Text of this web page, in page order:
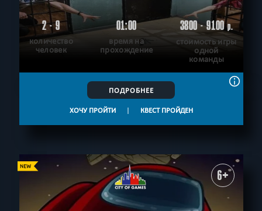
2 - 9
количество
человек
01:00
время на
прохождение
3800 - 9100р.
стоимость игры
одной
команды
ПОДРОБНЕЕ
ХОЧУ ПРОЙТИ | КВЕСТ ПРОЙДЕН
6+